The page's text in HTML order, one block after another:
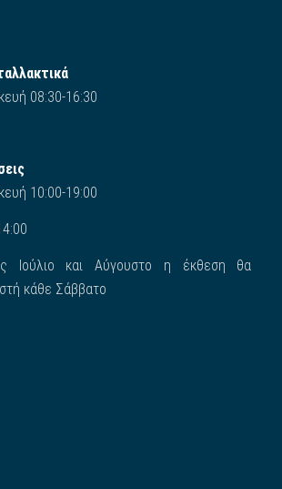
08:30-16:30
10:00-19:00
Ιούλιο και Αύγουστο η έκθεση θα
κάθε Σάββατο